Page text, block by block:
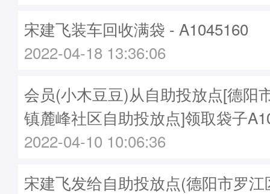
宋建飞装车回收满袋 - A1045160
2022-04-18 13:36:06
会员(小木豆豆)从自助投放点[德阳
镇麓峰社区自助投放点]领取袋子
2022-04-10 10:06:36
宋建飞发给自助投放点(德阳市罗